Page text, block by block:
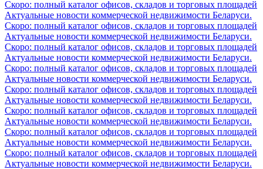
Скоро: полный каталог офисов, складов и торговых площадей
Актуальные новости коммерческой недвижимости Беларуси.
Скоро: полный каталог офисов, складов и торговых площадей
Актуальные новости коммерческой недвижимости Беларуси.
Скоро: полный каталог офисов, складов и торговых площадей
Актуальные новости коммерческой недвижимости Беларуси.
Скоро: полный каталог офисов, складов и торговых площадей
Актуальные новости коммерческой недвижимости Беларуси.
Скоро: полный каталог офисов, складов и торговых площадей
Актуальные новости коммерческой недвижимости Беларуси.
Скоро: полный каталог офисов, складов и торговых площадей
Актуальные новости коммерческой недвижимости Беларуси.
Скоро: полный каталог офисов, складов и торговых площадей
Актуальные новости коммерческой недвижимости Беларуси.
Скоро: полный каталог офисов, складов и торговых площадей
Актуальные новости коммерческой недвижимости Беларуси.